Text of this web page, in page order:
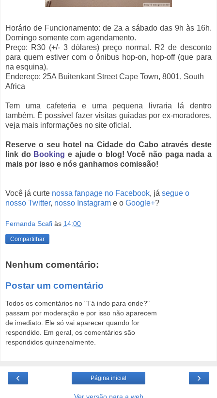
Horário de Funcionamento: de 2a a sábado das 9h às 16h.
Domingo somente com agendamento.
Preço: R30 (+/- 3 dólares) preço normal. R2 de desconto
para quem estiver com o ônibus hop-on, hop-off (que para
na esquina).
Endereço: 25A Buitenkant Street Cape Town, 8001, South
Africa
Tem uma cafeteria e uma pequena livraria lá dentro
também. É possível fazer visitas guiadas por ex-moradores,
veja mais informações no site oficial.
Reserve o seu hotel na Cidade do Cabo através deste
link do Booking e ajude o blog! Você não paga nada a
mais por isso e nós ganhamos comissão!
Você já curte nossa fanpage no Facebook, já segue o
nosso Twitter, nosso Instagram e o Google+?
Fernanda Scafi às 14:00
Compartilhar
Nenhum comentário:
Postar um comentário
Todos os comentários no "Tá indo para onde?"
passam por moderação e por isso não aparecem
de imediato. Ele só vai aparecer quando for
respondido. Em geral, os comentários são
respondidos quinzenalmente.
‹ ›
Página inicial